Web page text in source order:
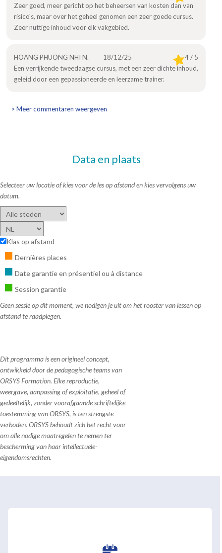
Zeer goed, meer gericht op het beheersen van kosten dan van
risico's, maar over het geheel genomen een zeer goede cursus.
Zeer nuttige inhoud voor elk vakgebied.
HOANG PHUONG NHI N. 18/12/25
4 / 5
Een verrijkende tweedaagse cursus, met een zeer dichte inhoud,
geleid door een gepassioneerde en leerzame trainer.
> Meer commentaren weergeven
Data en plaats
Selecteer uw locatie of kies voor de les op afstand en kies vervolgens uw
datum.
Klas op afstand
Dernières places
Date garantie en présentiel ou à distance
Session garantie
Geen sessie op dit moment, we nodigen je uit om het rooster van lessen op
afstand te raadplegen.
Dit programma is een origineel concept,
ontwikkeld door de pedagogische teams van
ORSYS Formation. Elke reproductie,
weergave, aanpassing of exploitatie, geheel of
gedeeltelijk, zonder voorafgaande schriftelijke
toestemming van ORSYS, is ten strengste
verboden. ORSYS behoudt zich het recht voor
om alle nodige maatregelen te nemen ter
bescherming van haar intellectuele-
eigendomsrechten.